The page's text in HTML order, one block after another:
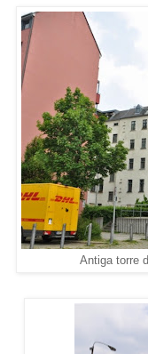
Antiga torre